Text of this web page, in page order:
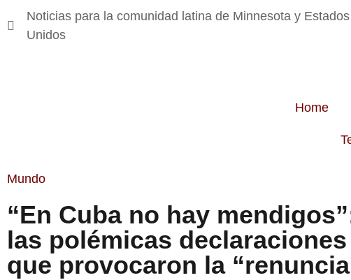
Noticias para la comunidad latina de Minnesota y Estados
Unidos
Home
Mundo
“En Cuba no hay
las polémicas declaraciones
que provocaron la